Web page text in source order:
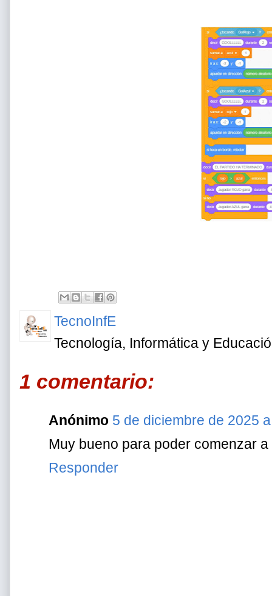
TecnoInfE
Tecnología, Informática y
1 comentario:
Anónimo 5 de diciembre de 2025
Muy bueno para poder comenzar
Responder